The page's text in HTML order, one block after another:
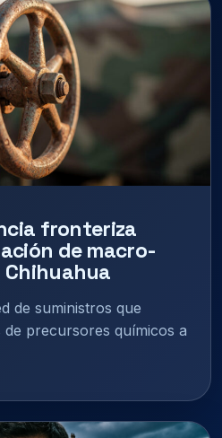
fronteriza
de macro-
de suministros que
de precursores químicos a